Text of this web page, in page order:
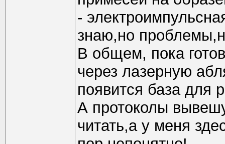
-
знаю,но
В общем, пока
через лазерную
появится база для
А протоколы
читать,а у меня